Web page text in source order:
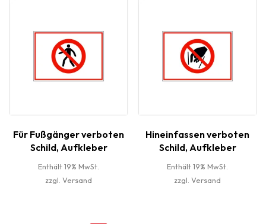
Für Fußgänger verboten
Schild, Aufkleber
Enthält 19% MwSt.
zzgl. Versand
Hineinfassen verboten
Schild, Aufkleber
Enthält 19% MwSt.
zzgl. Versand